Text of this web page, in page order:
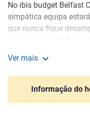
Descrição
No ibis budget Belfast
simpática equipa
que nunca fique
de estimação - somos
que recebe com
por isso traga-os para a
Ver mais
Informação do